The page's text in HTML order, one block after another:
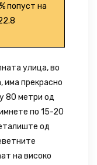
попуст на
улица, во
има прекрасно
80 метри од
по 15-20
од
на високо